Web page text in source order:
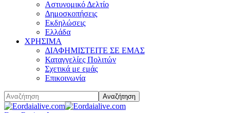
Αστυνομικό Δελτίο
Δημοσκοπήσεις
Εκδηλώσεις
Ελλάδα
ΧΡΗΣΙΜΑ
ΔΙΑΦΗΜΙΣΤΕΙΤΕ ΣΕ ΕΜΑΣ
Καταγγελίες Πολιτών
Σχετικά με εμάς
Επικοινωνία